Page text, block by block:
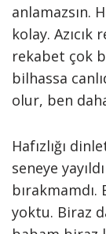
anlamazsın.
kolay.
rekabet çok
bilhassa
olur, ben
Hafızlığı
seneye
bırakmamdı.
yoktu. Biraz